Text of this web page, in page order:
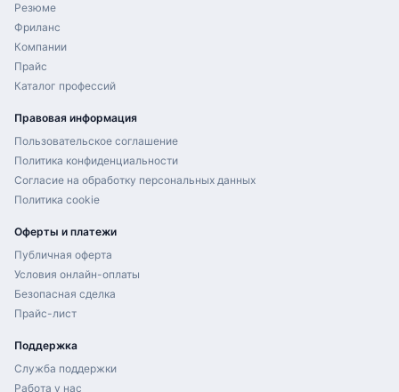
Резюме
Фриланс
Компании
Прайс
Каталог профессий
Правовая информация
Пользовательское соглашение
Политика конфиденциальности
Согласие на обработку персональных данных
Политика cookie
Оферты и платежи
Публичная оферта
Условия онлайн-оплаты
Безопасная сделка
Прайс-лист
Поддержка
Служба поддержки
Работа у нас